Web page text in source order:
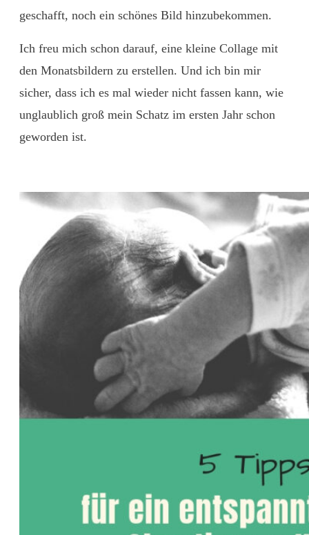
geschafft, noch ein schönes Bild hinzubekommen.
Ich freu mich schon darauf, eine kleine Collage mit
den Monatsbildern zu erstellen. Und ich bin mir
sicher, dass ich es mal wieder nicht fassen kann, wie
unglaublich groß mein Schatz im ersten Jahr schon
geworden ist.